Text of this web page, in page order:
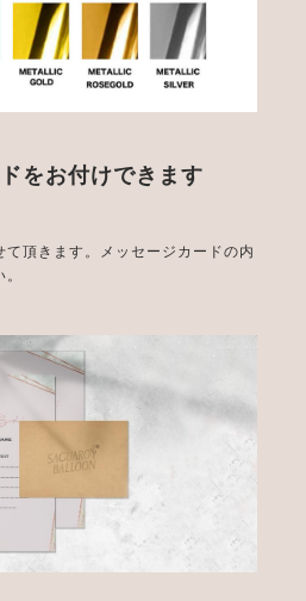
をお付けできます
て頂きます。メッセージカードの内